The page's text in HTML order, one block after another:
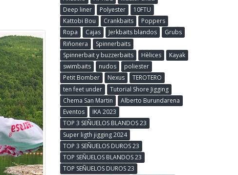
Deep liner
Polyester
10FTU
Kattobi Bou
Crankbaits
Poppers
Ropa
Cajas Jerkbaits blandos
Grubs
Riñonera
Spinnerbaits
Spinnerbait y buzzerbaits
Hèlices
Kayak
swimbaits
nudos
poliester
Petit Bomber
Nexus
TEROTERO
ten feet under
Tutorial Shore Jigging
Chema San Martin
Alberto Burundarena
Eventos
IKA 2023
TOP 3 SEÑUELOS BLANDOS 23
Super ligth jigging 2024
TOP 3 SEÑUELOS DUROS 23
TOP SEÑUELOS BLANDOS 23
TOP SEÑUELOS DUROS 23